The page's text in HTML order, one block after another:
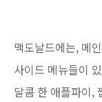
맥도날드에는, 메
사이드 메뉴들이
달콤 한 애플파이,